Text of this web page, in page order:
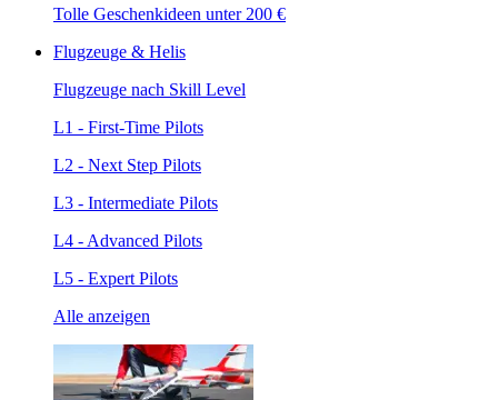
Tolle Geschenkideen unter 200 €
Flugzeuge & Helis
Flugzeuge nach Skill Level
L1 - First-Time Pilots
L2 - Next Step Pilots
L3 - Intermediate Pilots
L4 - Advanced Pilots
L5 - Expert Pilots
Alle anzeigen